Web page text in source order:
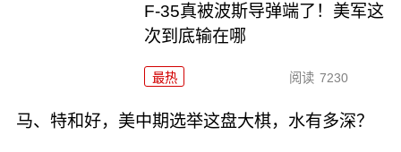
F-35真被波斯导弹端了！美军这
次到底输在哪
最热 阅读 7230
马、特和好，美中期选举这盘大棋，水有多深？